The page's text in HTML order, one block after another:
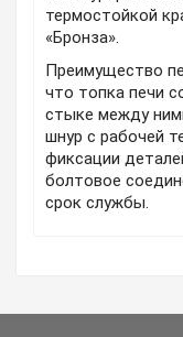
термостойкой
«Бронза».
Преимущество
что топка печи
стыке между
шнур с рабочей
фиксации
болтовое
срок службы.